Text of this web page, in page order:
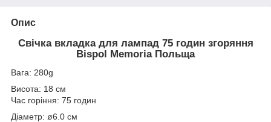
Опис
Свічка вкладка для лампад 75 годин згоряння
Bispol Memoria Польща
Вага: 280g
Висота: 18 см
Час горіння: 75 годин
Діаметр: ø6.0 см